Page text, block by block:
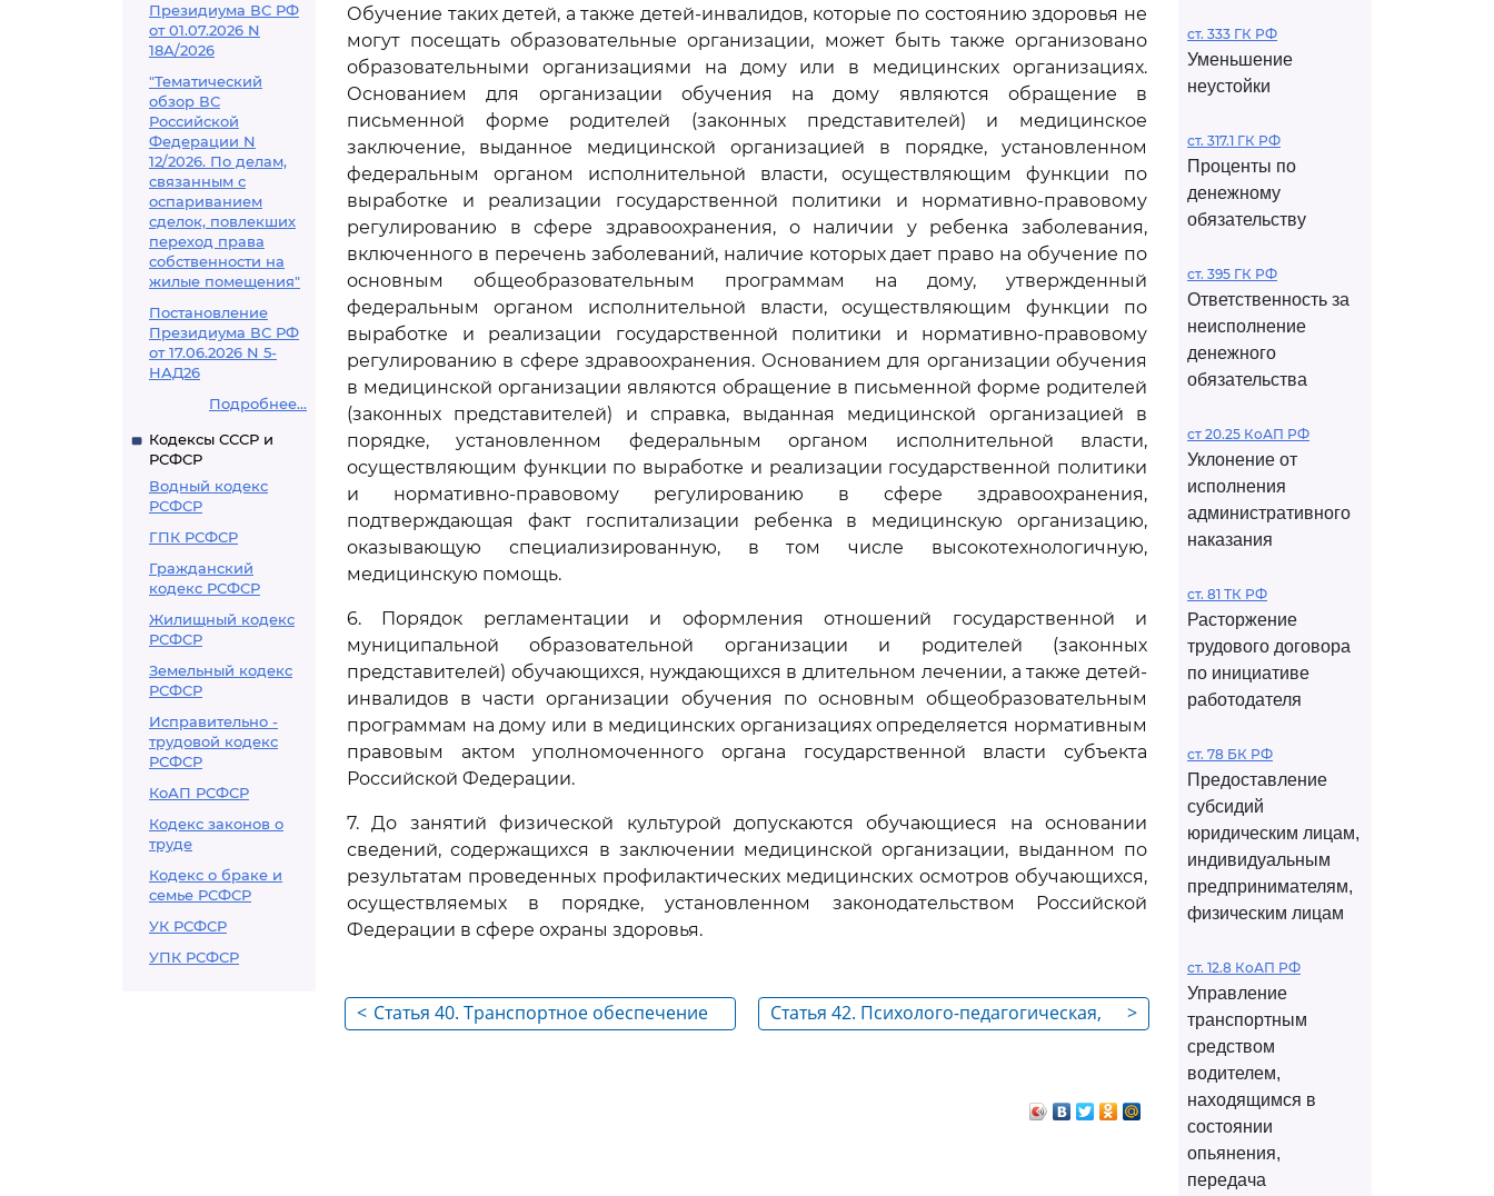
Президиума ВС РФ
от 01.07.2026 N
18А/2026
"Тематический
обзор ВС
Российской
Федерации N
12/2026. По делам,
связанным с
оспариванием
сделок, повлекших
переход права
собственности на
жилые помещения"
Постановление
Президиума ВС РФ
от 17.06.2026 N 5-
НАД26
Подробнее...
Кодексы СССР и
РСФСР
Водный кодекс
РСФСР
ГПК РСФСР
Гражданский
кодекс РСФСР
Жилищный кодекс
РСФСР
Земельный кодекс
РСФСР
Исправительно -
трудовой кодекс
РСФСР
КоАП РСФСР
Кодекс законов о
труде
Кодекс о браке и
семье РСФСР
УК РСФСР
УПК РСФСР
Обучение таких детей, а также детей-инвалидов, которые по состоянию здоровья не
могут посещать образовательные организации, может быть также организовано
образовательными организациями на дому или в медицинских организациях.
Основанием для организации обучения на дому являются обращение в
письменной форме родителей (законных представителей) и медицинское
заключение, выданное медицинской организацией в порядке, установленном
федеральным органом исполнительной власти, осуществляющим функции по
выработке и реализации государственной политики и нормативно-правовому
регулированию в сфере здравоохранения, о наличии у ребенка заболевания,
включенного в перечень заболеваний, наличие которых дает право на обучение по
основным общеобразовательным программам на дому, утвержденный
федеральным органом исполнительной власти, осуществляющим функции по
выработке и реализации государственной политики и нормативно-правовому
регулированию в сфере здравоохранения. Основанием для организации обучения
в медицинской организации являются обращение в письменной форме родителей
(законных представителей) и справка, выданная медицинской организацией в
порядке, установленном федеральным органом исполнительной власти,
осуществляющим функции по выработке и реализации государственной политики
и нормативно-правовому регулированию в сфере здравоохранения,
подтверждающая факт госпитализации ребенка в медицинскую организацию,
оказывающую специализированную, в том числе высокотехнологичную,
медицинскую помощь.
6. Порядок регламентации и оформления отношений государственной и
муниципальной образовательной организации и родителей (законных
представителей) обучающихся, нуждающихся в длительном лечении, а также детей-
инвалидов в части организации обучения по основным общеобразовательным
программам на дому или в медицинских организациях определяется нормативным
правовым актом уполномоченного органа государственной власти субъекта
Российской Федерации.
7. До занятий физической культурой допускаются обучающиеся на основании
сведений, содержащихся в заключении медицинской организации, выданном по
результатам проведенных профилактических медицинских осмотров обучающихся,
осуществляемых в порядке, установленном законодательством Российской
Федерации в сфере охраны здоровья.
< Статья 40. Транспортное обеспечение >
Статья 42. Психолого-педагогическая,
трудности в освоении основных
общеобразовательных программ,
ст. 333 ГК РФ
Уменьшение
неустойки
ст. 317.1 ГК РФ
Проценты по
денежному
обязательству
ст. 395 ГК РФ
Ответственность за
неисполнение
денежного
обязательства
ст 20.25 КоАП РФ
Уклонение от
исполнения
административного
наказания
ст. 81 ТК РФ
Расторжение
трудового договора
по инициативе
работодателя
ст. 78 БК РФ
Предоставление
субсидий
юридическим лицам,
индивидуальным
предпринимателям,
физическим лицам
ст. 12.8 КоАП РФ
Управление
транспортным
средством
водителем,
находящимся в
состоянии
опьянения,
передача